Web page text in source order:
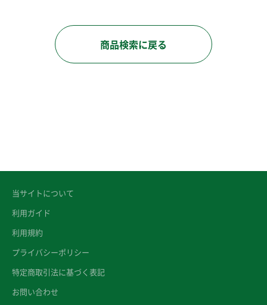
商品検索に戻る
当サイトについて
利用ガイド
利用規約
プライバシーポリシー
特定商取引法に基づく表記
お問い合わせ